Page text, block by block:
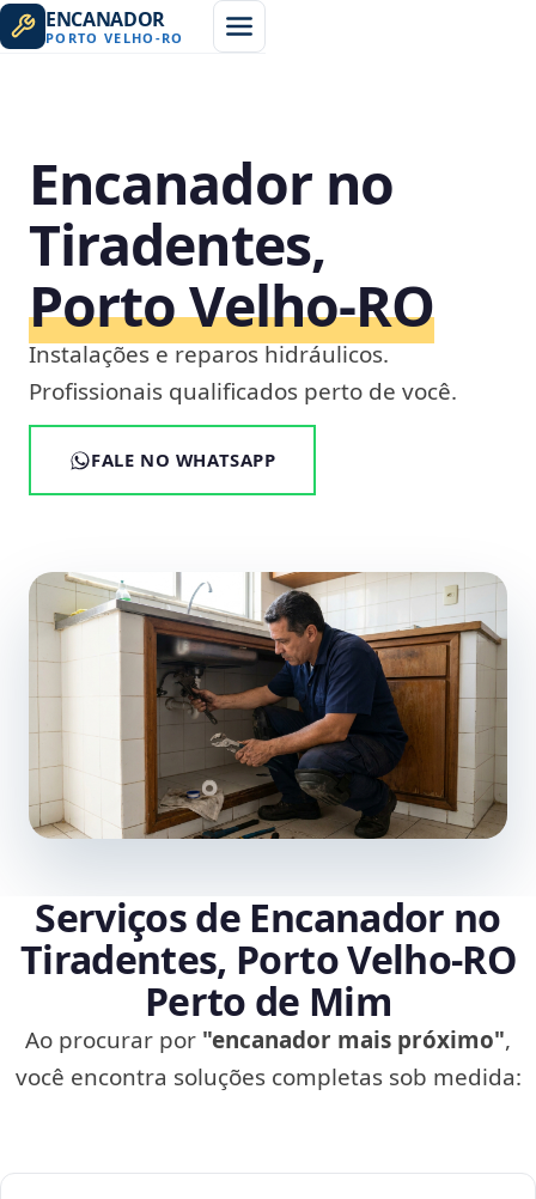
ENCANADOR
PORTO VELHO -RO
Encanador no
Tiradentes,
Porto Velho‑RO
Instalações e reparos hidráulicos.
Profissionais qualificados perto de você.
FALE NO WHATSAPP
Serviços de Encanador no
Tiradentes, Porto Velho‑RO
Perto de Mim
Ao procurar por "encanador mais próximo",
você encontra soluções completas sob medida: